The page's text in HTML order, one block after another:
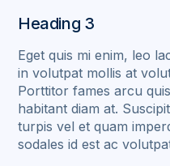
Heading 3
Eget quis mi enim, leo
in volutpat mollis at
Porttitor fames arcu
habitant diam at.
turpis vel et quam
sodales id est ac